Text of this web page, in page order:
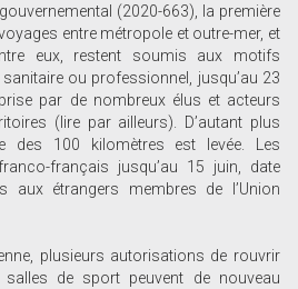
(2020-663), la première
entre métropole et outre-mer, et
eux, restent soumis aux motifs
ou professionnel, jusqu’au 23
par de nombreux élus et acteurs
(lire par ailleurs). D’autant plus
des 100 kilomètres est levée. Les
français jusqu’au 15 juin, date
aux étrangers membres de l’Union
plusieurs autorisations de rouvrir
de sport peuvent de nouveau